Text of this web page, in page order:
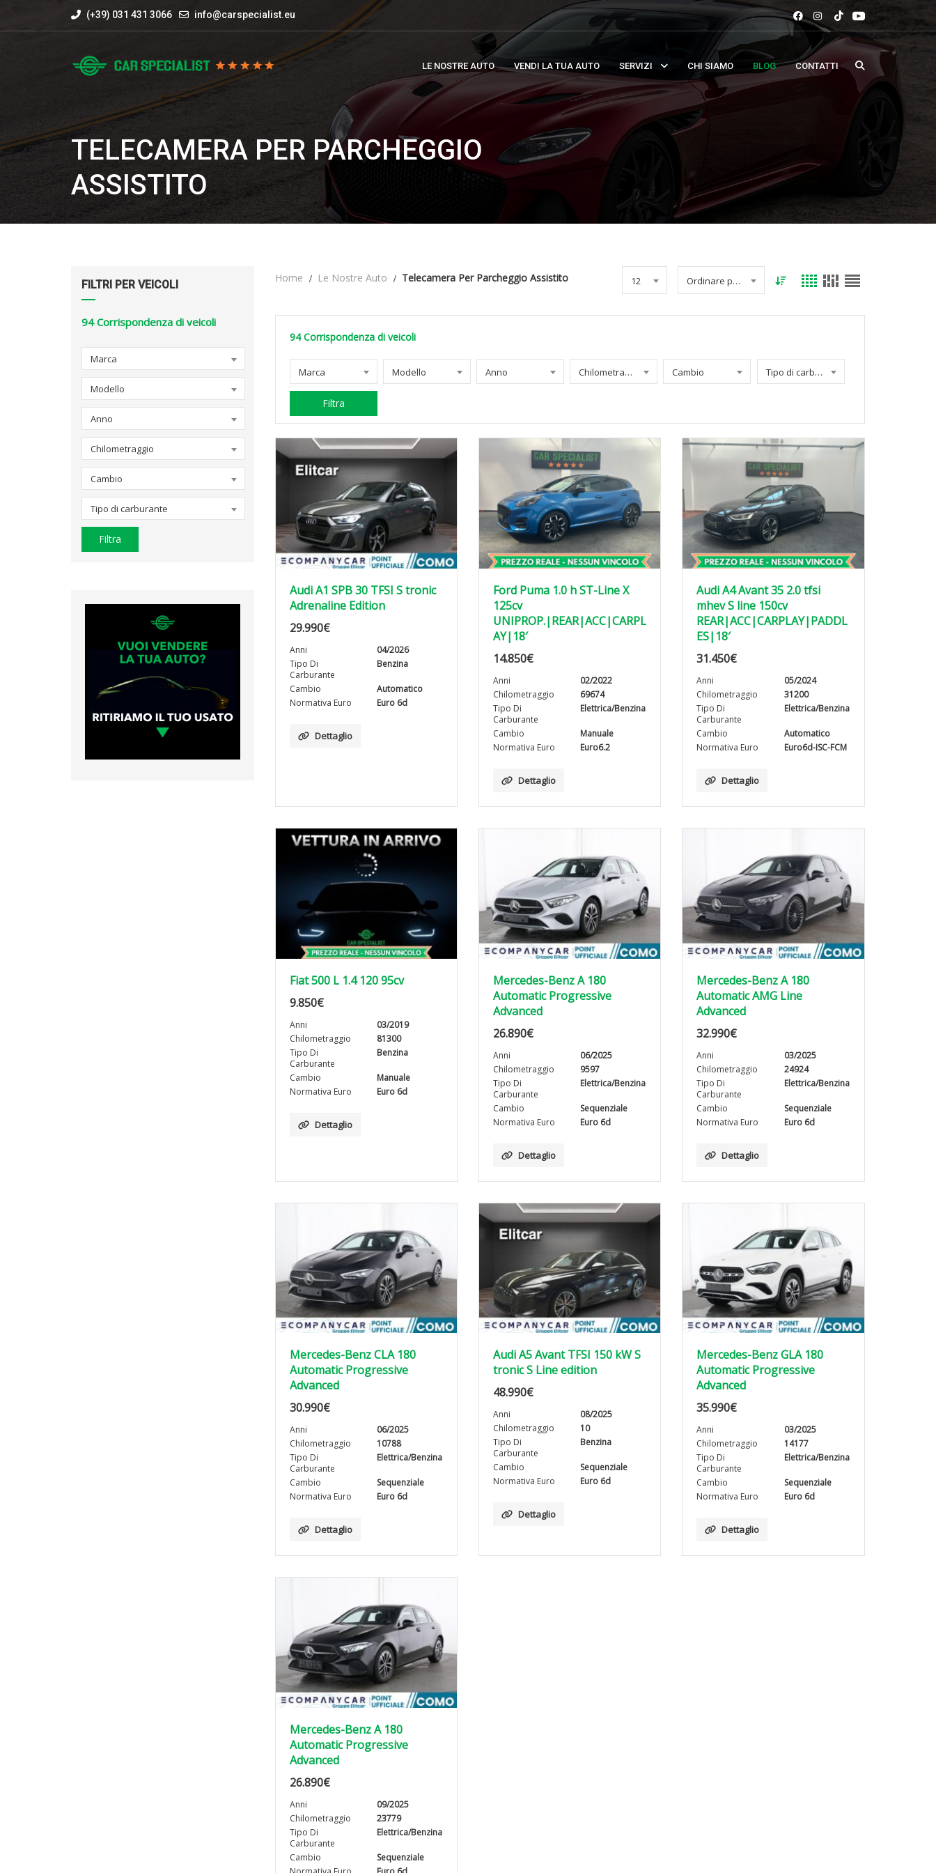
(+39) 031 431 3066 info@carspecialist.eu
LE NOSTRE AUTO VENDI LA TUA AUTO SERVIZI CHI SIAMO BLOG CONTATTI
TELECAMERA PER PARCHEGGIO
ASSISTITO
FILTRI PER VEICOLI
94 Corrispondenza di veicoli
Marca
Modello
Anno
Chilometraggio
Cambio
Tipo di carburante
Filtra
Home Le Nostre Auto Telecamera Per Parcheggio Assistito 12 Ordinare per data
94 Corrispondenza di veicoli
Marca Modello Anno Chilometraggio Cambio Tipo di carburante
Filtra
Audi A1 SPB 30 TFSI S tronic
Adrenaline Edition
29.990€
Anni
04/2026
Tipo Di
Carburante
Benzina
Cambio
Automatico
Normativa Euro
Euro 6d
Dettaglio
Ford Puma 1.0 h ST-Line X
125cv
UNIPROP.|REAR|ACC|CARPL
AY|18′
14.850€
Anni
02/2022
Chilometraggio
69674
Tipo Di
Carburante
Elettrica/Benzina
Cambio
Manuale
Normativa Euro
Euro6.2
Dettaglio
Audi A4 Avant 35 2.0 tfsi
mhev S line 150cv
REAR|ACC|CARPLAY|PADDL
ES|18′
31.450€
Anni
05/2024
Chilometraggio
31200
Tipo Di
Carburante
Elettrica/Benzina
Cambio
Automatico
Normativa Euro
Euro6d-ISC-FCM
Dettaglio
Fiat 500 L 1.4 120 95cv
9.850€
Anni
03/2019
Chilometraggio
81300
Tipo Di
Carburante
Benzina
Cambio
Manuale
Normativa Euro
Euro 6d
Dettaglio
Mercedes-Benz A 180
Automatic Progressive
Advanced
26.890€
Anni
06/2025
Chilometraggio
9597
Tipo Di
Carburante
Elettrica/Benzina
Cambio
Sequenziale
Normativa Euro
Euro 6d
Dettaglio
Mercedes-Benz A 180
Automatic AMG Line
Advanced
32.990€
Anni
03/2025
Chilometraggio
24924
Tipo Di
Carburante
Elettrica/Benzina
Cambio
Sequenziale
Normativa Euro
Euro 6d
Dettaglio
Mercedes-Benz CLA 180
Automatic Progressive
Advanced
30.990€
Anni
06/2025
Chilometraggio
10788
Tipo Di
Carburante
Elettrica/Benzina
Cambio
Sequenziale
Normativa Euro
Euro 6d
Dettaglio
Audi A5 Avant TFSI 150 kW S
tronic S Line edition
48.990€
Anni
08/2025
Chilometraggio
10
Tipo Di
Carburante
Benzina
Cambio
Sequenziale
Normativa Euro
Euro 6d
Dettaglio
Mercedes-Benz GLA 180
Automatic Progressive
Advanced
35.990€
Anni
03/2025
Chilometraggio
14177
Tipo Di
Carburante
Elettrica/Benzina
Cambio
Sequenziale
Normativa Euro
Euro 6d
Dettaglio
Mercedes-Benz A 180
Automatic Progressive
Advanced
26.890€
Anni
09/2025
Chilometraggio
23779
Tipo Di
Carburante
Elettrica/Benzina
Cambio
Sequenziale